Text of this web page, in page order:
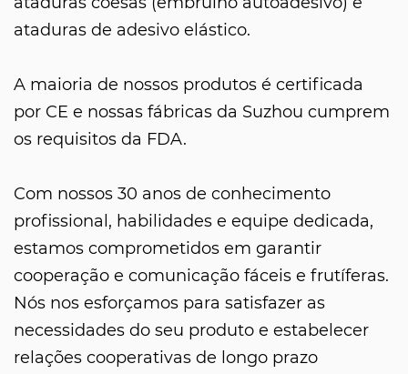
ataduras de adesivo elástico.
A maioria de nossos produtos é certificada
por CE e nossas fábricas da Suzhou cumprem
os requisitos da FDA.
Com nossos 30 anos de conhecimento
profissional, habilidades e equipe dedicada,
estamos comprometidos em garantir
cooperação e comunicação fáceis e frutíferas.
Nós nos esforçamos para satisfazer as
necessidades do seu produto e estabelecer
relações cooperativas de longo prazo